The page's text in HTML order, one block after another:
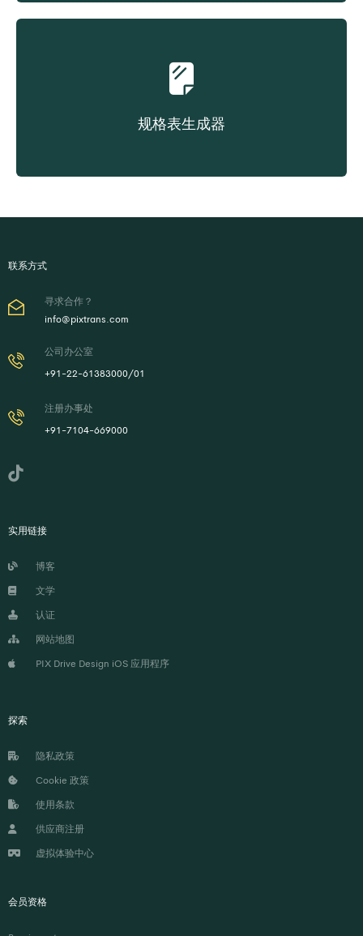
规格表生成器
联系方式
寻求合作？
info@pixtrans.com
公司办公室
+91-22-61383000/01
注册办事处
+91-7104-669000
实用链接
博客
文学
认证
网站地图
PIX Drive Design iOS 应用程序
探索
隐私政策
Cookie 政策
使用条款
供应商注册
虚拟体验中心
会员资格